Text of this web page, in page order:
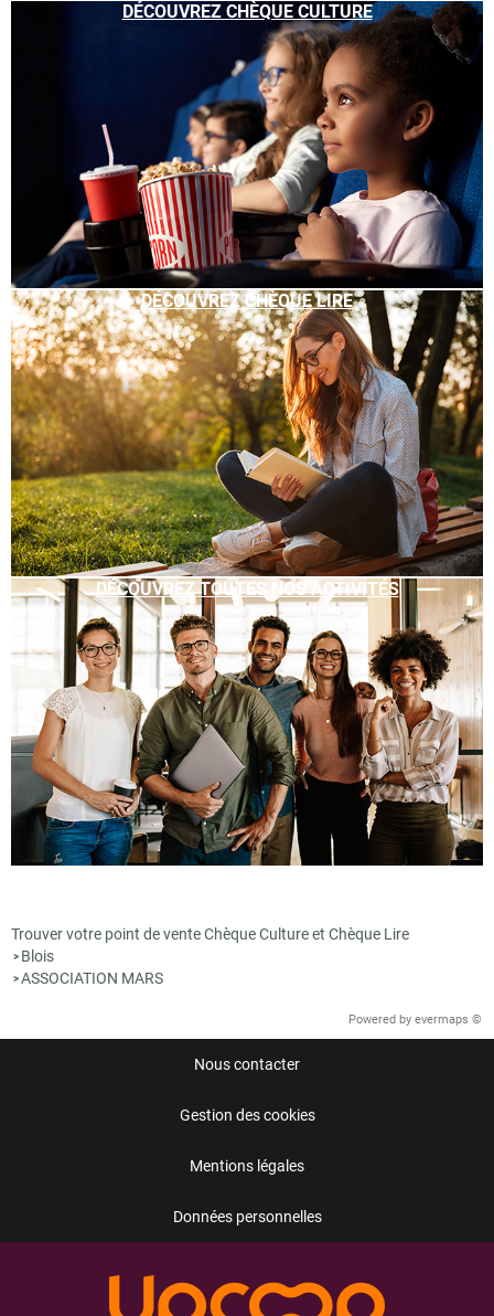
DÉCOUVREZ CHÈQUE CULTURE
DÉCOUVREZ CHÈQUE LIRE
DÉCOUVREZ TOUTES NOS ACTIVITÉS
Trouver votre point de vente Chèque Culture et Chèque Lire
> Blois
>ASSOCIATION MARS
Powered by evermaps ©
Nous contacter
Gestion des cookies
Mentions légales
Données personnelles